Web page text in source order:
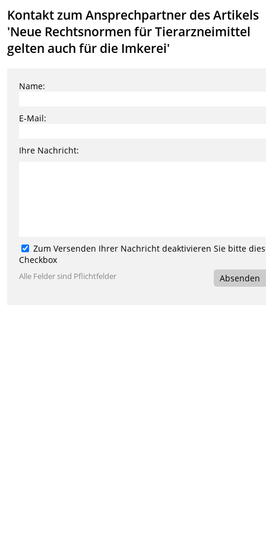
Kontakt zum Ansprechpartner des Artikels
'Neue Rechtsnormen für Tierarzneimittel
gelten auch für die Imkerei'
Name:
E-Mail:
Ihre Nachricht:
Zum Versenden Ihrer Nachricht deaktivieren Sie bitte
Checkbox
Alle Felder sind Pflichtfelder Absenden